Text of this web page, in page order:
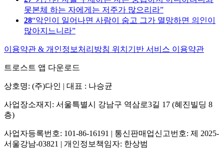
못본체 하는 자에게는 저주가 많으리라
28 악인이 일어나면 사람이 숨고 그가 멸망하면 의인이
많아지느니라
이용약관 & 개인정보처리방침 위치기반 서비스 이용약관
트로스트 앱 다운로드
상호명: (주)다인 | 대표 : 나승균
사업장소재지: 서울특별시 강남구 역삼로3길 17 (혜진빌딩 8
층)
사업자등록번호: 101-86-16191 | 통신판매업신고번호: 제 2025-
서울강남-03821 | 개인정보책임자: 한상범